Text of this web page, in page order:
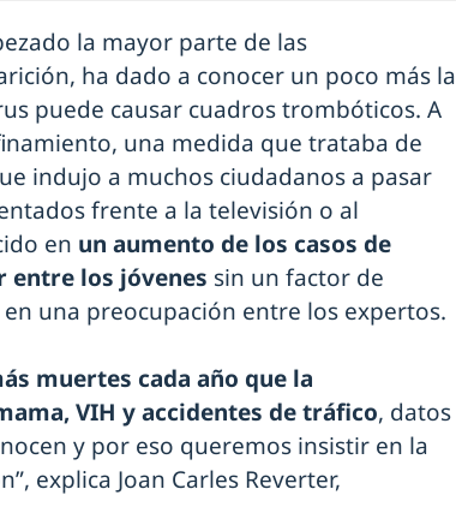
la mayor parte de las
ha dado a conocer un poco más la
puede causar cuadros trombóticos. A
una medida que trataba de
indujo a muchos ciudadanos a pasar
frente a la televisión o al
en un aumento de los casos de
los jóvenes sin un factor de
una preocupación entre los expertos.
muertes cada año que la
VIH y accidentes de tráfico, datos
y por eso queremos insistir en la
explica Joan Carles Reverter,